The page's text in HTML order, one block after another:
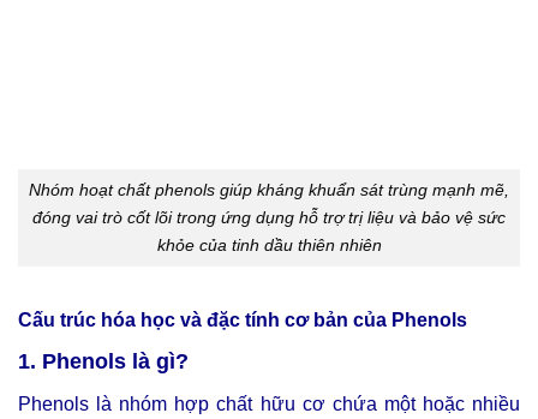
Nhóm hoạt chất phenols giúp kháng khuẩn sát trùng mạnh mẽ,
đóng vai trò cốt lõi trong ứng dụng hỗ trợ trị liệu và bảo vệ sức
khỏe của tinh dầu thiên nhiên
Cấu trúc hóa học và đặc tính cơ bản của Phenols
1. Phenols là gì?
Phenols là nhóm hợp chất hữu cơ chứa một hoặc nhiều